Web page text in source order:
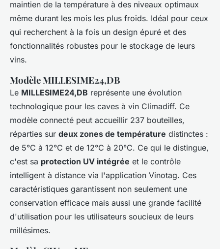
maintien de la température à des niveaux optimaux
même durant les mois les plus froids. Idéal pour ceux
qui recherchent à la fois un design épuré et des
fonctionnalités robustes pour le stockage de leurs
vins.
Modèle MILLESIME24,DB
Le MILLESIME24,DB représente une évolution
technologique pour les caves à vin Climadiff. Ce
modèle connecté peut accueillir 237 bouteilles,
réparties sur deux zones de température distinctes :
de 5°C à 12°C et de 12°C à 20°C. Ce qui le distingue,
c'est sa protection UV intégrée et le contrôle
intelligent à distance via l'application Vinotag. Ces
caractéristiques garantissent non seulement une
conservation efficace mais aussi une grande facilité
d'utilisation pour les utilisateurs soucieux de leurs
millésimes.